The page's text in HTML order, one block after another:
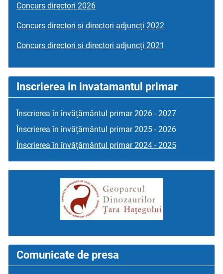
Concurs directori 2026
Concurs directori si directori adjuncți 2022
Concurs directori si directori adjuncți 2021
Inscrierea in invatamantul primar
Înscrierea în învățământul primar 2026 - 2027
Înscrierea în învățământul primar 2025 - 2026
Înscrierea în învățământul primar 2024 - 2025
Comunicate de presa